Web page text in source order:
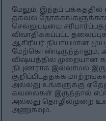
மேலும், இந்தப்
தகவல் நோக்கங்களுக்காக
செல்லுபடியை
விவாதிக்கப்பட்ட
ஆசிரியர் நியாயமான
விஷயத்தில் முறையான
நிபுணராக இல்லாமல்
குறிப்பிடத்தக்க
அல்லது உங்களுக்கு
கவலைகள் இருந்தால்
அல்லது தொழில்முறை
அணுகவும்.